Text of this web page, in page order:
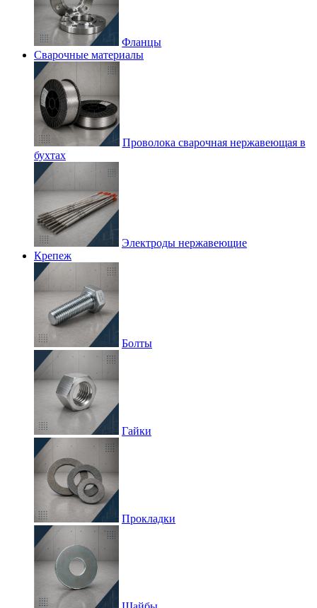
Фланцы
Сварочные материалы
Проволока сварочная нержавеющая в
бухтах
Электроды нержавеющие
Крепеж
Болты
Гайки
Прокладки